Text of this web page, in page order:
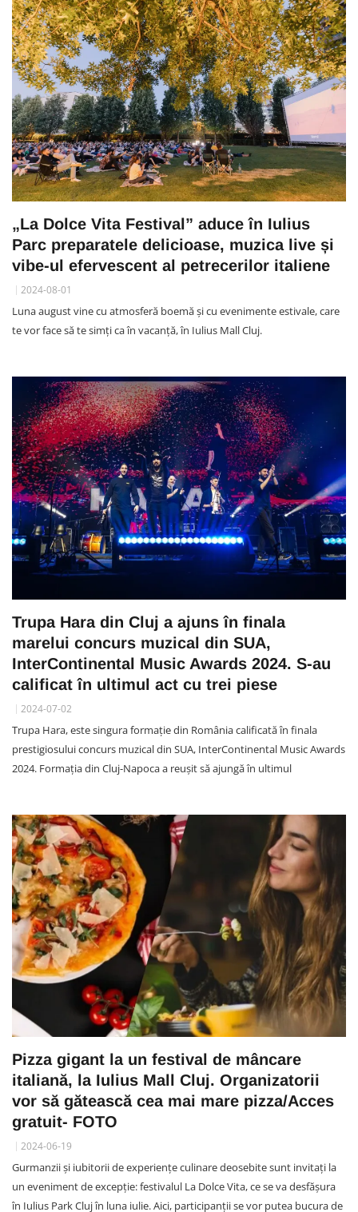
„La Dolce Vita Festival” aduce în Iulius
Parc preparatele delicioase, muzica live și
vibe-ul efervescent al petrecerilor italiene
2024-08-01
Luna august vine cu atmosferă boemă și cu evenimente estivale, care
te vor face să te simți ca în vacanță, în Iulius Mall Cluj.
Trupa Hara din Cluj a ajuns în finala
marelui concurs muzical din SUA,
InterContinental Music Awards 2024. S-au
calificat în ultimul act cu trei piese
2024-07-02
Trupa Hara, este singura formație din România calificată în finala
prestigiosului concurs muzical din SUA, InterContinental Music Awards
2024. Formația din Cluj-Napoca a reușit să ajungă în ultimul
Pizza gigant la un festival de mâncare
italiană, la Iulius Mall Cluj. Organizatorii
vor să gătească cea mai mare pizza/Acces
gratuit- FOTO
2024-06-19
Gurmanzii și iubitorii de experiențe culinare deosebite sunt invitați la
un eveniment de excepție: festivalul La Dolce Vita, ce se va desfășura
în Iulius Park Cluj în luna iulie. Aici, participanții se vor putea bucura de